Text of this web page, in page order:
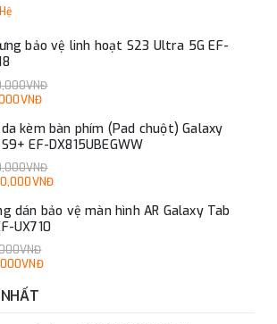
bảo vệ linh hoạt S23 Ultra 5G EF-
kèm bàn phím (Pad chuột) Galaxy
EF-DX815UBEGWW
dán bảo vệ màn hình AR Galaxy Tab
UX710